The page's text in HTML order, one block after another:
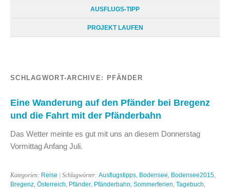
AUSFLUGS-TIPP
PROJEKT LAUFEN
SCHLAGWORT-ARCHIVE: PFÄNDER
Eine Wanderung auf den Pfänder bei Bregenz
und die Fahrt mit der Pfänderbahn
Das Wetter meinte es gut mit uns an diesem Donnerstag
Vormittag Anfang Juli.
Kategorien: Reise | Schlagwörter: Ausflugstipps Bodensee Bodensee2015
Bregenz Österreich Pfänder Pfänderbahn Sommerferien Tagebuch